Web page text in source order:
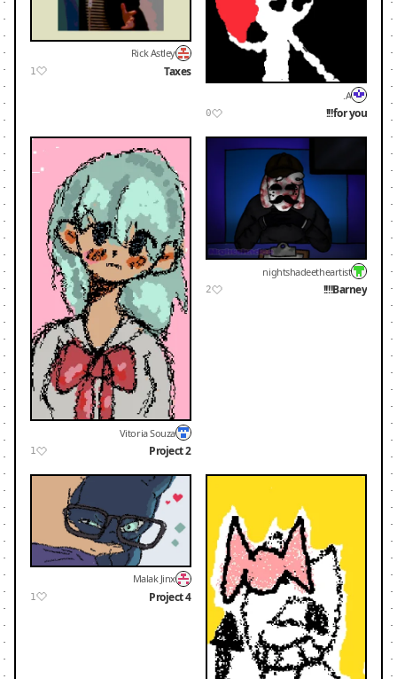
A.
for you!!!
0
Rick Astley
Taxes
1
nightshadeetheartist
Barney!!!!
2
Vitoria Souza
Project 2
1
Malak Jinx
Project 4
1